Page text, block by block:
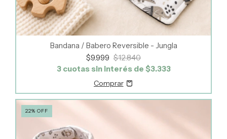
Bandana / Babero Reversible - Jungla
$9.999 $12.840
3 cuotas sin interés de $3.333
22% OFF